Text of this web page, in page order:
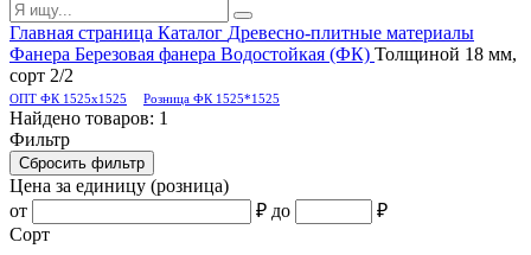
Главная страница Каталог Древесно-плитные материалы
Фанера Березовая фанера Водостойкая (ФК) Толщиной 18 мм,
сорт 2/2
ОПТ ФК 1525х1525 Розница ФК 1525*1525
Найдено товаров: 1
Фильтр
Сбросить фильтр
Цена за единицу (розница)
от
₽ до
₽
Сорт